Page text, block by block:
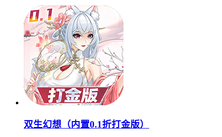
双生幻想（内置0.1折打金版）